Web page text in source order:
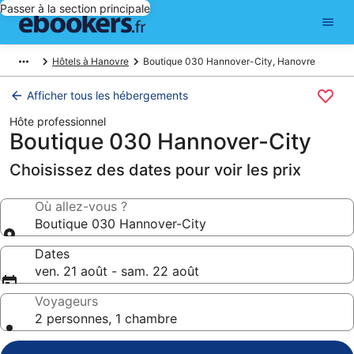
Passer à la section principale
Hôtels à Hanovre Boutique 030 Hannover-City, Hanovre
Afficher tous les hébergements
Hôte professionnel
Boutique 030 Hannover-City
Choisissez des dates pour voir les prix
Où allez-vous ?
Boutique 030 Hannover-City
Dates
ven. 21 août - sam. 22 août
Voyageurs
2 personnes, 1 chambre